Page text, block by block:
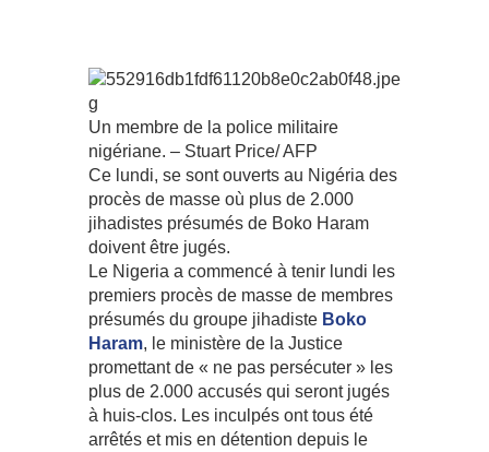
Un membre de la police militaire
nigériane. – Stuart Price/ AFP
Ce lundi, se sont ouverts au Nigéria des
procès de masse où plus de 2.000
jihadistes présumés de Boko Haram
doivent être jugés.
Le Nigeria a commencé à tenir lundi les
premiers procès de masse de membres
présumés du groupe jihadiste Boko
Haram, le ministère de la Justice
promettant de « ne pas persécuter » les
plus de 2.000 accusés qui seront jugés
à huis-clos. Les inculpés ont tous été
arrêtés et mis en détention depuis le